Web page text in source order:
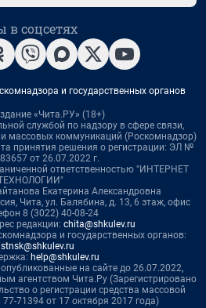
в соцсетях
и государственных органов
«Чита.РУ» (18+)
службой по надзору в сфере связи,
массовых коммуникаций (Роскомнадзор)
принятия решения о регистрации: ЭЛ №
от 26.07.2022 г.
ответственностью "ИНТЕРНЕТ
Екатерина Александровна
Чита, ул. Балябина, д. 13, 6 этаж, офис
8 (3022) 40-08-24
редакции: chita@shkulev.ru
и государственных органов:
help@shkulev.ru
на сайте до 26.07.2022,
агентством Чита.Ру (Зарегистрировано
о регистрации средства массовой
71394 от 17 октября 2017 года)